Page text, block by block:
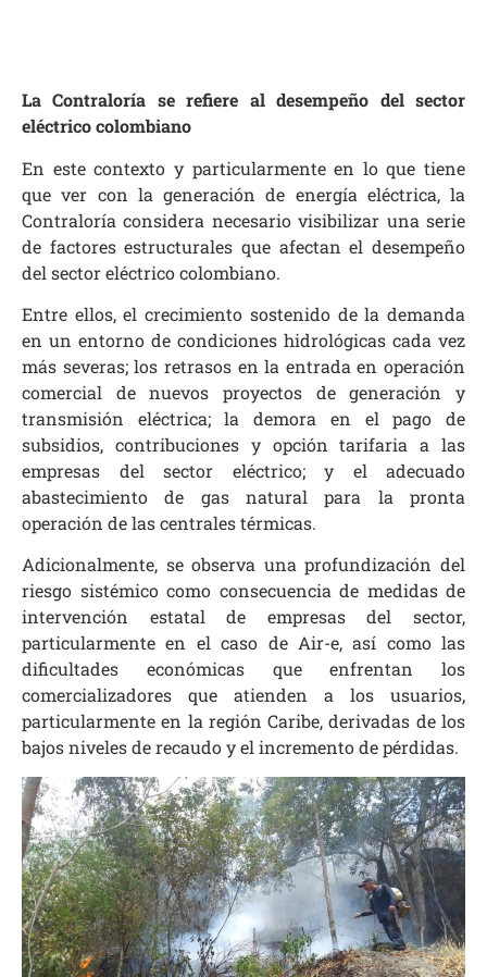
La Contraloría se refiere al desempeño del sector
eléctrico colombiano
En este contexto y particularmente en lo que tiene
que ver con la generación de energía eléctrica, la
Contraloría considera necesario visibilizar una serie
de factores estructurales que afectan el desempeño
del sector eléctrico colombiano.
Entre ellos, el crecimiento sostenido de la demanda
en un entorno de condiciones hidrológicas cada vez
más severas; los retrasos en la entrada en operación
comercial de nuevos proyectos de generación y
transmisión eléctrica; la demora en el pago de
subsidios, contribuciones y opción tarifaria a las
empresas del sector eléctrico; y el adecuado
abastecimiento de gas natural para la pronta
operación de las centrales térmicas.
Adicionalmente, se observa una profundización del
riesgo sistémico como consecuencia de medidas de
intervención estatal de empresas del sector,
particularmente en el caso de Air-e, así como las
dificultades económicas que enfrentan los
comercializadores que atienden a los usuarios,
particularmente en la región Caribe, derivadas de los
bajos niveles de recaudo y el incremento de pérdidas.